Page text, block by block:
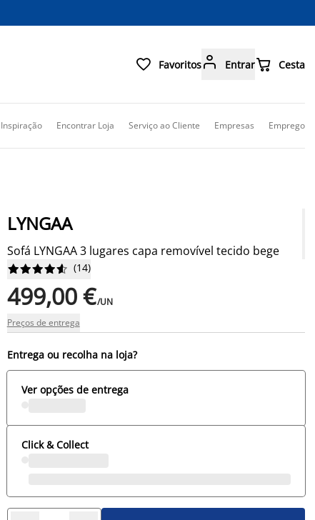
 Favoritos Entrar Cesta
Inspiração Encontrar Loja Serviço ao Cliente Empresas Emprego
LYNGAA
Sofá LYNGAA 3 lugares capa removível tecido bege





 (14)
499,00 €/UN
Preços de entrega
Entrega ou recolha na loja?
Ver opções de entrega
Click & Collect